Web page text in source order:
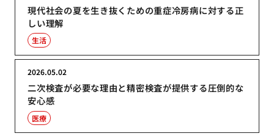
現代社会の夏を生き抜くための重症冷房病に対する正
しい理解
生活
二次検査が必要な理由と精密検査が提供する圧倒的な
安心感
2026.05.02
医療